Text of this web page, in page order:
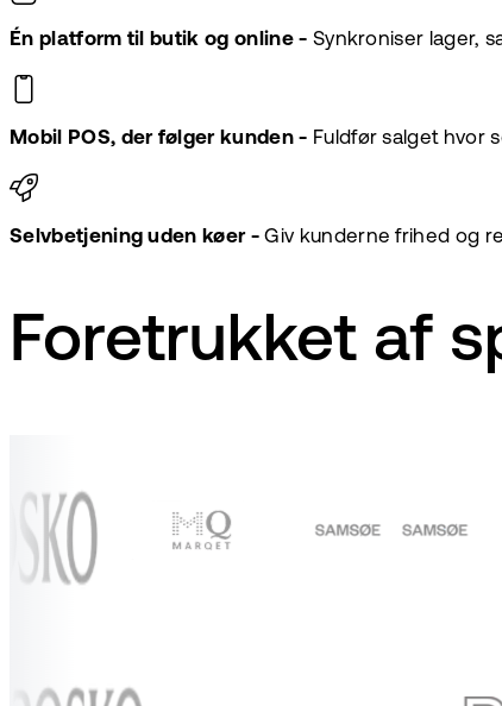
Én platform til butik og online - Synkroniser lager,
Mobil POS, der følger kunden - Fuldfør salget hvor
Selvbetjening uden køer -Giv kunderne frihed og
Foretrukket af